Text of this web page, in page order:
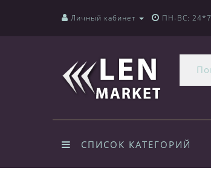
Личный кабинет ПН-ВС: 24*7
СПИСОК КАТЕГОРИЙ